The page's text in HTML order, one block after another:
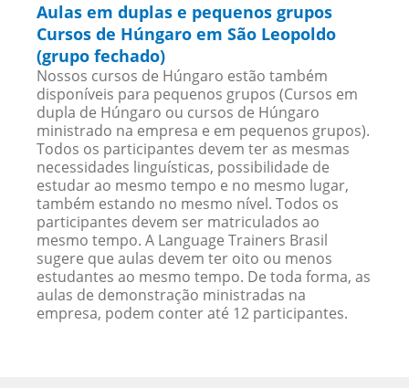
Aulas em duplas e pequenos grupos
Cursos de Húngaro em São Leopoldo
(grupo fechado)
Nossos cursos de Húngaro estão também
disponíveis para pequenos grupos (Cursos em
dupla de Húngaro ou cursos de Húngaro
ministrado na empresa e em pequenos grupos).
Todos os participantes devem ter as mesmas
necessidades linguísticas, possibilidade de
estudar ao mesmo tempo e no mesmo lugar,
também estando no mesmo nível. Todos os
participantes devem ser matriculados ao
mesmo tempo. A Language Trainers Brasil
sugere que aulas devem ter oito ou menos
estudantes ao mesmo tempo. De toda forma, as
aulas de demonstração ministradas na
empresa, podem conter até 12 participantes.